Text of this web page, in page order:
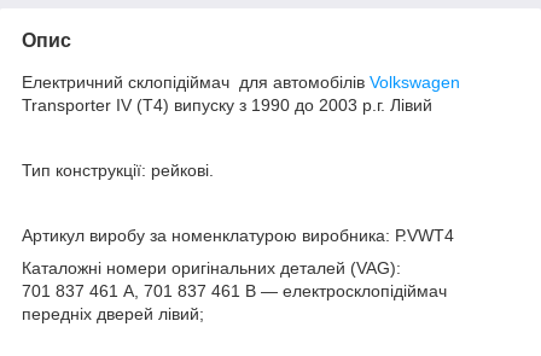
Опис
Електричний склопідіймач для автомобілів Volkswagen
Transporter IV (T4) випуску з 1990 до 2003 р.г. Лівий
Тип конструкції: рейкові.
Артикул виробу за номенклатурою виробника: Р.VWT4
Каталожні номери оригінальних деталей (VAG):
701 837 461 A, 701 837 461 В — електросклопідіймач
передніх дверей лівий;